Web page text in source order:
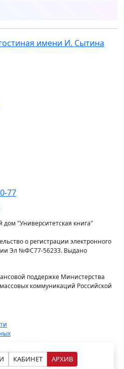
КАБИНЕТ АРХИВ
имени И. Сытина
77
"Университетская книга"
о регистрации электронного
Эл №ФС77-56233. Выдано
поддержке Министерства
коммуникаций Российской